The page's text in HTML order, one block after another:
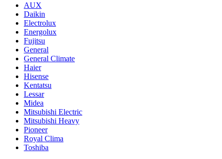
AUX
Daikin
Electrolux
Energolux
Fujitsu
General
General Climate
Haier
Hisense
Kentatsu
Lessar
Midea
Mitsubishi Electric
Mitsubishi Heavy
Pioneer
Royal Clima
Toshiba